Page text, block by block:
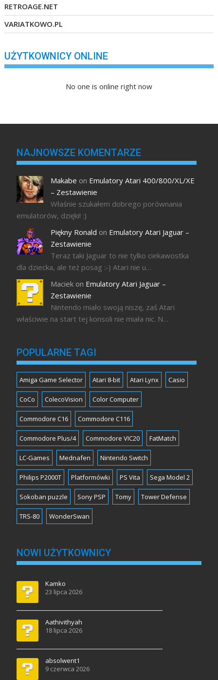
RETROAGE.NET
VARIATKOWO.PL
UŻYTKOWNICY ONLINE
No one is online right now
NAJNOWSZE KOMENTARZE
Makabe on Emulatory Atari 400/800/XL/XE
– Zestawienie
Właśnie szukałem dobrego porównania
emulatorów, dzięki! :)
Piękny Ronald on Emulatory Atari Jaguar –
Zestawienie
Teraz taki Jaguar to nie tylko ciekawostka
dla dziecka, ale też posag :-) Atari nie u…
Maciek on Emulatory Atari Jaguar –
Zestawienie
Nintendo miało swoją niszę, zaś Atari
właściwie na start tej konsoli nie miała nic. N…
POPULARNE TAGI
Amiga Game Selector Atari 8-bit Atari Lynx Casio
CoCo ColecoVision Color Computer
Commodore C16 Commodore C116
Commodore Plus/4 Commodore VIC20 FatMatch
LC-Games Mednafen Nintendo Switch
Philips P2000T Platformówki PS Vita Sega Model 2
Sokoban puzzle Sony PSP Tomy Tower Defense
TRS-80 WonderSwan
NOWI UŻYTKOWNICY
Kamko
23 lipca 2026
Aathivithyah
18 lipca 2026
absolwent1
9 czerwca 2026